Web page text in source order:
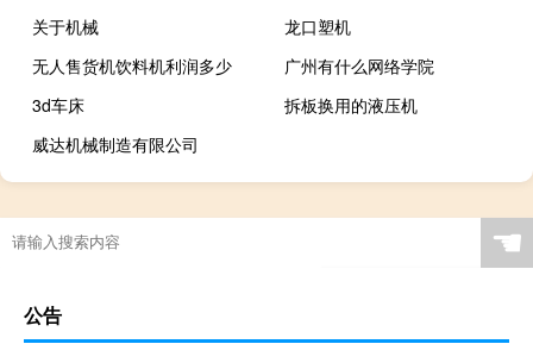
关于机械
龙口塑机
无人售货机饮料机利润多少
广州有什么网络学院
3d车床
拆板换用的液压机
威达机械制造有限公司
☚
公告